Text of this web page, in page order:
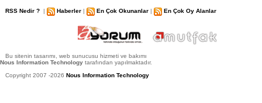
RSS Nedir ? | Haberler | En Çok Okunanlar | En Çok Oy Alanlar
Bu sitenin tasarımı, web sunucusu hizmeti ve bakımı
Nous Information Technology tarafından yapılmaktadır.
Copyright 2007 -2026 Nous Information Technology